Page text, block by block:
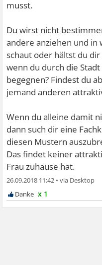
musst.
Du wirst nicht
andere anziehen und in
schaut oder hältst du dir
wenn du durch die
begegnen? Findest du
jemand anderen
Wenn du alleine damit
dann such dir eine
diesen Mustern
Das findet keiner
Frau zuhause hat.
26.09.2018 11:42 •
x 1